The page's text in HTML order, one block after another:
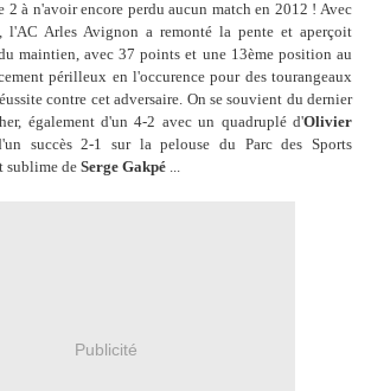
2 à n'avoir encore perdu aucun match en 2012 ! Avec
Arles Avignon a remonté la pente et aperçoit
maintien, avec 37 points et une 13ème position au
périlleux en l'occurence pour des tourangeaux
contre cet adversaire. On se souvient du dernier
également d'un 4-2 avec un quadruplé d'Olivier
succès 2-1 sur la pelouse du Parc des Sports
sublime deSerge Gakpé ...
Publicité